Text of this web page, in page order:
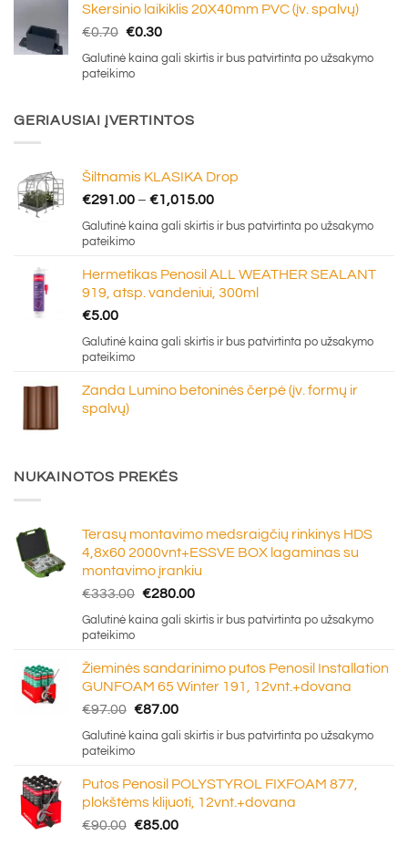
Skersinio laikiklis 20X40mm PVC (įv. spalvų)
€0.70 Original
price
was:
€0.30Current
price
is:
Galutinė kaina gali skirtis ir bus patvirtinta po užsakymo
pateikimo
GERIAUSIAI ĮVERTINTOS
Šiltnamis KLASIKA Drop
€291.00 – €1,015.00Price
range:
€291.00
€1,015.00
Galutinė kaina gali skirtis ir bus patvirtinta po užsakymo
pateikimo
Hermetikas Penosil ALL WEATHER SEALANT
919, atsp. vandeniui, 300ml
€5.00
Galutinė kaina gali skirtis ir bus patvirtinta po užsakymo
pateikimo
Zanda Lumino betoninės čerpė (įv. formų ir
spalvų)
NUKAINOTOS PREKĖS
Terasų montavimo medsraigčių rinkinys HDS
4,8x60 2000vnt+ESSVE BOX lagaminas su
montavimo įrankiu
€333.00 Original
price
was:
€280.00Current
price
Galutinė kaina gali skirtis ir bus patvirtinta po užsakymo
pateikimo
Žieminės sandarinimo putos Penosil Installation
GUNFOAM 65 Winter 191, 12vnt.+dovana
€97.00 Original
price
was:
€87.00Current
price
Galutinė kaina gali skirtis ir bus patvirtinta po užsakymo
pateikimo
Putos Penosil POLYSTYROL FIXFOAM 877,
plokštėms klijuoti, 12vnt.+dovana
€90.00 Original
€85.00Current